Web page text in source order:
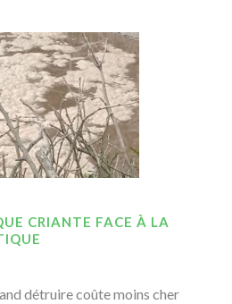
CRIANTE FACE À LA
détruire coûte moins cher